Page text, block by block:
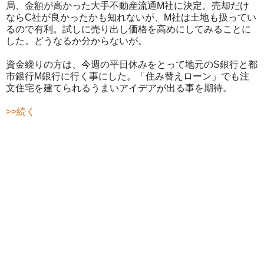
局、金額が高かった大手不動産流通M社に決定。売却だけ
ならC社が良かったかも知れないが、M社は土地も扱ってい
るので有利。試しに売り出し価格を高めにしてみることに
した。どうなるか分からないが。
資金繰りの方は、今週の平日休みをとって地元のS銀行と都
市銀行M銀行に行く事にした。「住み替えローン」でも注
文住宅を建てられるうまいアイデアが出る事を期待。
>>続く